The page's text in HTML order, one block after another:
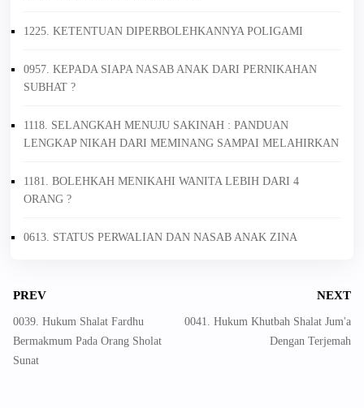
1225. KETENTUAN DIPERBOLEHKANNYA POLIGAMI
0957. KEPADA SIAPA NASAB ANAK DARI PERNIKAHAN
SUBHAT ?
1118. SELANGKAH MENUJU SAKINAH : PANDUAN
LENGKAP NIKAH DARI MEMINANG SAMPAI MELAHIRKAN
1181. BOLEHKAH MENIKAHI WANITA LEBIH DARI 4
ORANG ?
0613. STATUS PERWALIAN DAN NASAB ANAK ZINA
PREV
0039. Hukum Shalat Fardhu
Bermakmum Pada Orang Sholat
Sunat
NEXT
0041. Hukum Khutbah Shalat Jum'a
Dengan Terjemah